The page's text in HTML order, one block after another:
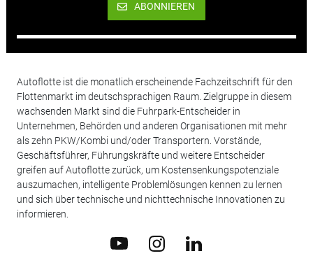
ABONNIEREN
Autoflotte ist die monatlich erscheinende Fachzeitschrift für den
Flottenmarkt im deutschsprachigen Raum. Zielgruppe in diesem
wachsenden Markt sind die Fuhrpark-Entscheider in
Unternehmen, Behörden und anderen Organisationen mit mehr
als zehn PKW/Kombi und/oder Transportern. Vorstände,
Geschäftsführer, Führungskräfte und weitere Entscheider
greifen auf Autoflotte zurück, um Kostensenkungspotenziale
auszumachen, intelligente Problemlösungen kennen zu lernen
und sich über technische und nichttechnische Innovationen zu
informieren.